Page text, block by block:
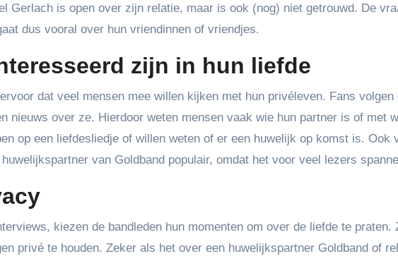
Gerlach is open over zijn relatie, maar is ook (nog) niet getrouwd. De
dus vooral over hun vriendinnen of vriendjes.
zijn in hun liefde
dat veel mensen mee willen kijken met hun privéleven. Fans volgen
nieuws over ze. Hierdoor weten mensen vaak wie hun partner is of met
op een liefdesliedje of willen weten of er een huwelijk op komst is. Ook
van Goldband populair, omdat het voor veel lezers
kiezen de bandleden hun momenten om over de liefde te praten.
privé te houden. Zeker als het over een huwelijkspartner Goldband of